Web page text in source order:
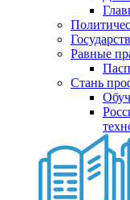
Равные
Стань